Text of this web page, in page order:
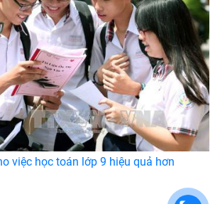
việc học toán lớp 9 hiệu quả hơn